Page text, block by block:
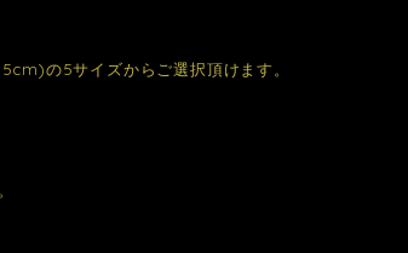
の5サイズからご選択頂けます。